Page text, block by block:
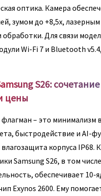
оптика. Камера
зумом до +8,5х,
обработки. Для связи
Wi-Fi 7 и Bluetooth
S26:
цены
– это минимализм
быстродействие и AI-
корпуса IP68.
Samsung S26, в том
обеспечивает 10-
Exynos 2600. Ему